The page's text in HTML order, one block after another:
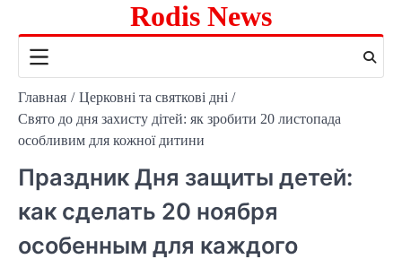
содержимому
Rodis News
Главная
Церковні та святкові дні
Свято до дня захисту дітей: як зробити 20 листопада
особливим для кожної дитини
Праздник Дня защиты детей:
как сделать 20 ноября
особенным для каждого